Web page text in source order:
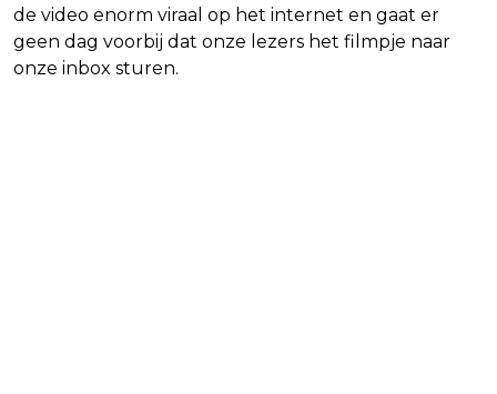
de video enorm viraal op het internet en gaat er
geen dag voorbij dat onze lezers het filmpje naar
onze inbox sturen.